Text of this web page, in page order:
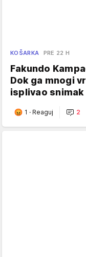
KOŠARKA PRE 22 H
Fakundo
Dok ga mnogi
isplivao snimak
1 · Reaguj 2